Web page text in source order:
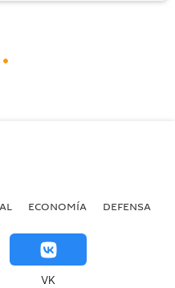
ECONOMÍA DEFENSA
VK